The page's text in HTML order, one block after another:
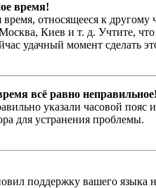
время!
относящееся к другому
Киев и т. д. Учтите,
удачный момент сделать
всё равно неправильное!
указали часовой пояс
для устранения проблемы.
поддержку вашего языка